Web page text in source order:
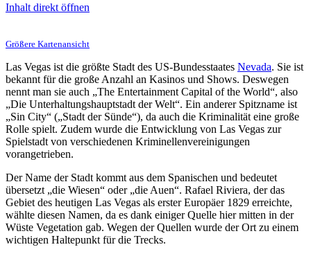
Inhalt direkt öffnen
Größere Kartenansicht
Las Vegas ist die größte Stadt des US-Bundesstaates Nevada. Sie ist
bekannt für die große Anzahl an Kasinos und Shows. Deswegen
nennt man sie auch „The Entertainment Capital of the World“, also
„Die Unterhaltungshauptstadt der Welt“. Ein anderer Spitzname ist
„Sin City“ („Stadt der Sünde“), da auch die Kriminalität eine große
Rolle spielt. Zudem wurde die Entwicklung von Las Vegas zur
Spielstadt von verschiedenen Kriminellenvereinigungen
vorangetrieben.
Der Name der Stadt kommt aus dem Spanischen und bedeutet
übersetzt „die Wiesen“ oder „die Auen“. Rafael Riviera, der das
Gebiet des heutigen Las Vegas als erster Europäer 1829 erreichte,
wählte diesen Namen, da es dank einiger Quelle hier mitten in der
Wüste Vegetation gab. Wegen der Quellen wurde der Ort zu einem
wichtigen Haltepunkt für die Trecks.